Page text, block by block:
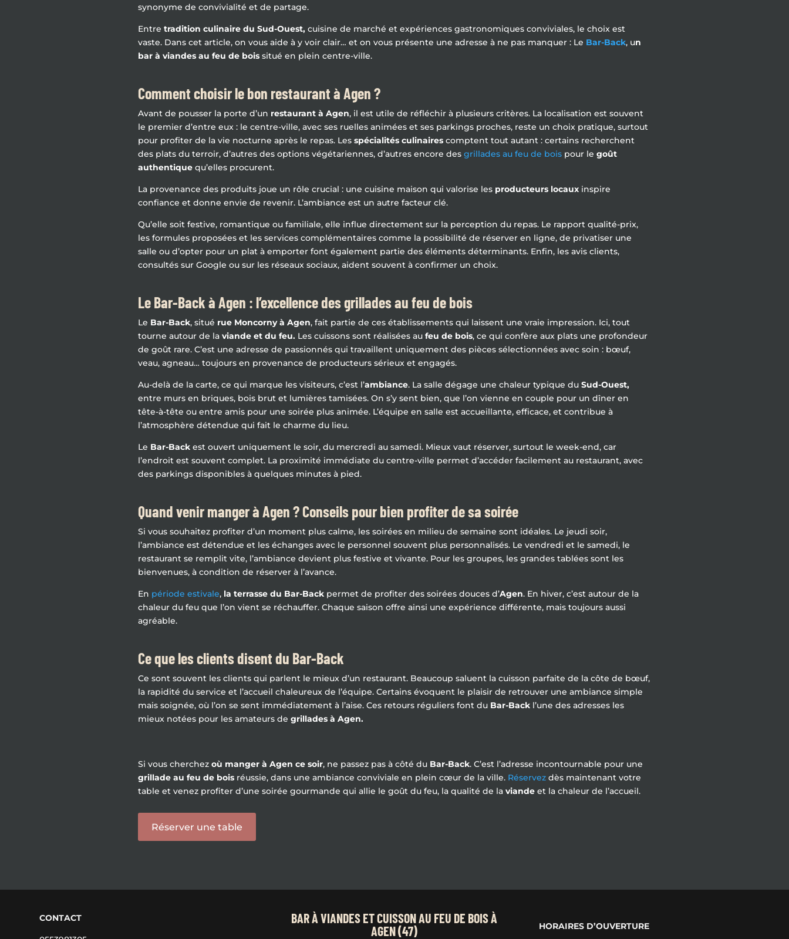
synonyme de convivialité et de partage.
Entretradition culinaire du Sud-Ouest, cuisine de marché et expériences gastronomiques conviviales, le choix est
vaste. Dans cet article, on vous aide à y voir clair… et on vous présente une adresse à ne pas manquer : Le Bar-Back, un
bar à viandes au feu de bois situé en plein centre-ville.
Comment choisir le bon restaurant à Agen ?
Avant de pousser la porte d’un restaurant à Agen, il est utile de réfléchir à plusieurs critères. La localisation est souvent
le premier d’entre eux : le centre-ville, avec ses ruelles animées et ses parkings proches, reste un choix pratique, surtout
pour profiter de la vie nocturne après le repas. Lesspécialités culinaires comptent tout autant : certains recherchent
des plats du terroir, d’autres des options végétariennes, d’autres encore desgrillades au feu de bois pour legoût
authentique qu’elles procurent.
La provenance des produits joue un rôle crucial : une cuisine maison qui valorise les producteurs locaux inspire
confiance et donne envie de revenir. L’ambiance est un autre facteur clé.
Qu’elle soit festive, romantique ou familiale, elle influe directement sur la perception du repas. Le rapport qualité-prix,
les formules proposées et les services complémentaires comme la possibilité de réserver en ligne, de privatiser une
salle ou d’opter pour un plat à emporter font également partie des éléments déterminants. Enfin, les avis clients,
consultés sur Google ou sur les réseaux sociaux, aident souvent à confirmer un choix.
Le Bar-Back à Agen : l’excellence des grillades au feu de bois
Le Bar-Back, situé rue Moncorny à Agen, fait partie de ces établissements qui laissent une vraie impression. Ici, tout
tourne autour de la viande et du feu. Les cuissons sont réalisées au feu de bois, ce qui confère aux plats une profondeur
de goût rare. C’est une adresse de passionnés qui travaillent uniquement des pièces sélectionnées avec soin : bœuf,
veau, agneau… toujours en provenance de producteurs sérieux et engagés.
Au-delà de la carte, ce qui marque les visiteurs, c’est l’ambiance. La salle dégage une chaleur typique duSud-Ouest,
entre murs en briques, bois brut et lumières tamisées. On s’y sent bien, que l’on vienne en couple pour un dîner en
tête-à-tête ou entre amis pour une soirée plus animée. L’équipe en salle est accueillante, efficace, et contribue à
l’atmosphère détendue qui fait le charme du lieu.
Le Bar-Back est ouvert uniquement le soir, du mercredi au samedi. Mieux vaut réserver, surtout le week-end, car
l’endroit est souvent complet. La proximité immédiate du centre-ville permet d’accéder facilement au restaurant, avec
des parkings disponibles à quelques minutes à pied.
Quand venir manger à Agen ? Conseils pour bien profiter de sa soirée
Si vous souhaitez profiter d’un moment plus calme, les soirées en milieu de semaine sont idéales. Le jeudi soir,
l’ambiance est détendue et les échanges avec le personnel souvent plus personnalisés. Le vendredi et le samedi, le
restaurant se remplit vite, l’ambiance devient plus festive et vivante. Pour les groupes, les grandes tablées sont les
bienvenues, à condition de réserver à l’avance.
En période estivale, la terrasse du Bar-Back permet de profiter des soirées douces d’Agen. En hiver, c’est autour de la
chaleur du feu que l’on vient se réchauffer. Chaque saison offre ainsi une expérience différente, mais toujours aussi
agréable.
Ce que les clients disent du Bar-Back
Ce sont souvent les clients qui parlent le mieux d’un restaurant. Beaucoup saluent la cuisson parfaite de la côte de bœuf,
la rapidité du service et l’accueil chaleureux de l’équipe. Certains évoquent le plaisir de retrouver une ambiance simple
mais soignée, où l’on se sent immédiatement à l’aise. Ces retours réguliers font du Bar-Back l’une des adresses les
mieux notées pour les amateurs de grillades à Agen.
Si vous cherchez où manger à Agen ce soir, ne passez pas à côté du Bar-Back. C’est l’adresse incontournable pour une
grillade au feu de bois réussie, dans une ambiance conviviale en plein cœur de la ville. Réservez dès maintenant votre
table et venez profiter d’une soirée gourmande qui allie le goût du feu, la qualité de laviande et la chaleur de l’accueil.
Réserver une table
CONTACT
BAR À VIANDES ET CUISSON AU FEU DE BOIS À
AGEN (47)
HORAIRES D’OUVERTURE